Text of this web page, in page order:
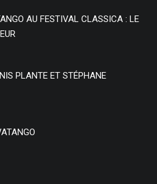
AU FESTIVAL CLASSICA : LE
PLANTE ET STÉPHANE